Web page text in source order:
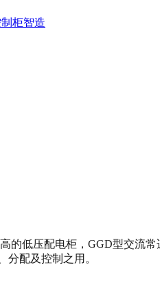
柜智造
的低压配电柜，GGD型交流
分配及控制之用。